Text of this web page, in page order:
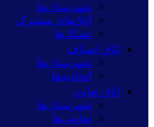
شهرستان‌ها
اتاق‌های مشترک
تشکل‌ها
اتاق اصناف
شهرستان‌ها
اتحادیه‌ها
اتاق تعاون
شهرستان‌ها
تعاونی‌ها